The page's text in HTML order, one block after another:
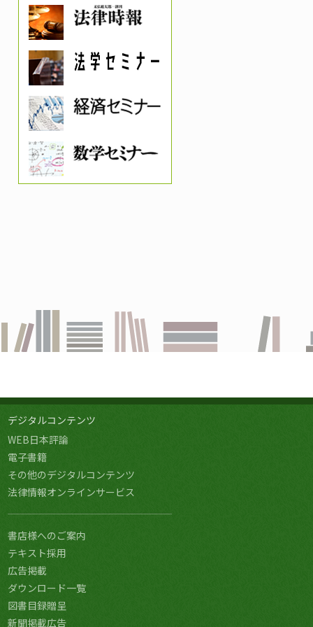
デジタルコンテンツ
WEB日本評論
電子書籍
その他のデジタルコンテンツ
法律情報オンラインサービス
書店様へのご案内
テキスト採用
広告掲載
ダウンロード一覧
図書目録贈呈
新聞掲載広告